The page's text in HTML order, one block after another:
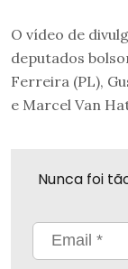
O vídeo de
deputados
Ferreira (PL),
e Marcel Van
Nunca foi